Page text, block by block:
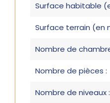
Surface habitable
Surface terrain (en
Nombre de
Nombre de pièces :
Nombre de niveaux :